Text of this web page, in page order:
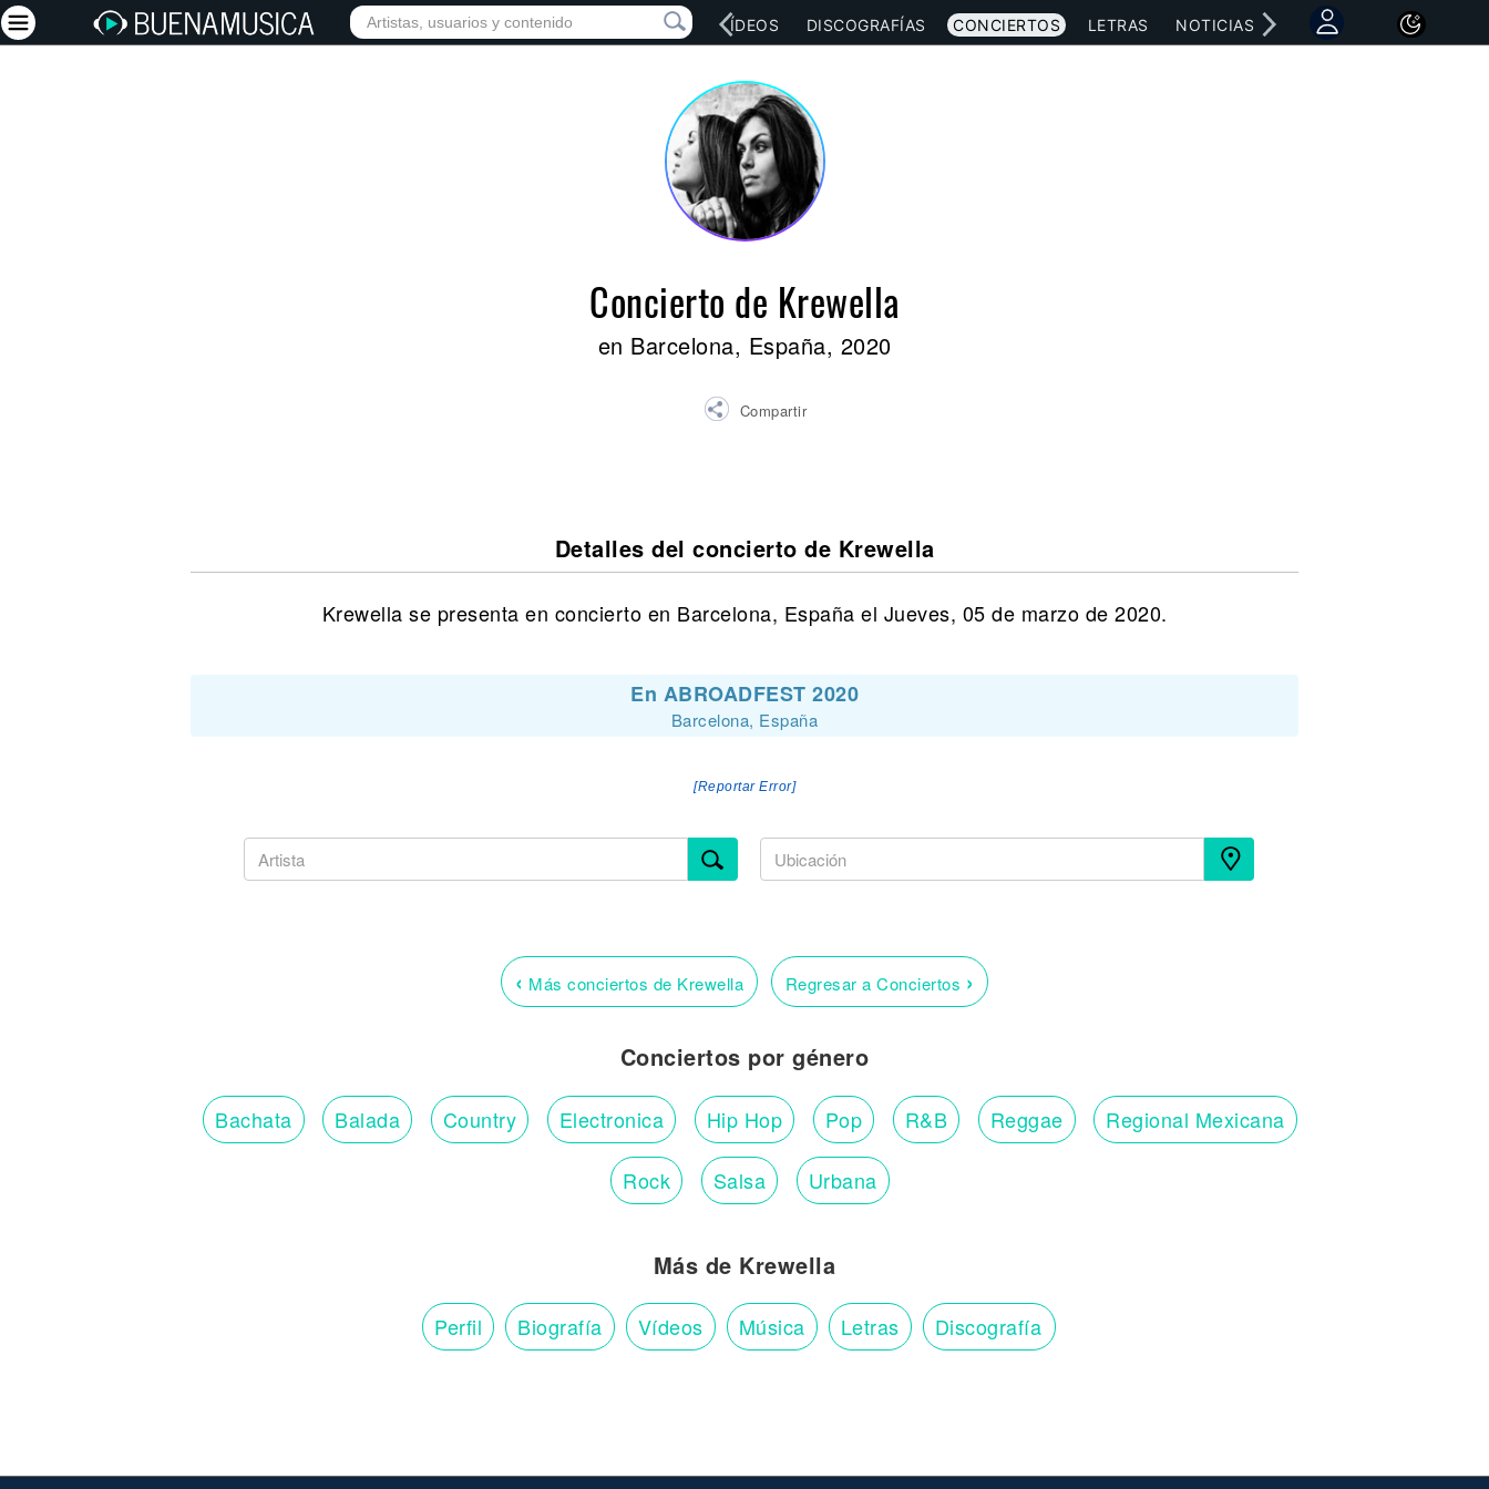
INICIO ARTISTAS RED SOCIAL MÚSICA VÍDEOS DISCOGRAFÍAS CONCIERTOS LETRAS NOTICIAS
Concierto de Krewella
en Barcelona, España, 2020
Compartir
Detalles del concierto de Krewella
Krewella se presenta en concierto en Barcelona, España el Jueves, 05 de marzo de 2020.
En ABROADFEST 2020
Barcelona, España
[Reportar Error]
‹ Más conciertos de Krewella Regresar a Conciertos ›
Conciertos por género
Bachata Balada Country Electronica Hip Hop Pop R&B Reggae Regional Mexicana
Rock Salsa Urbana
Más de Krewella
Perfil Biografía Vídeos Música Letras Discografía